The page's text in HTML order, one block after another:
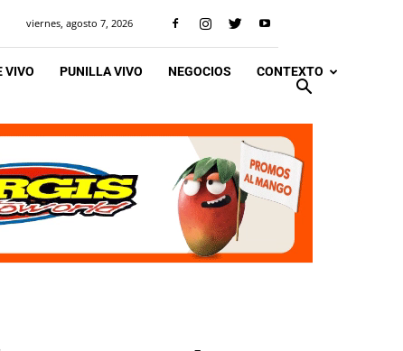
viernes, agosto 7, 2026
VIVO PUNILLA VIVO NEGOCIOS CONTEXTO